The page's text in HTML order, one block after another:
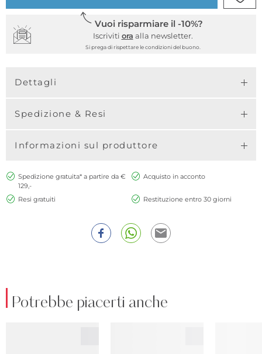
Vuoi risparmiare il -10%?
Iscriviti ora alla newsletter.
Si prega di rispettare le condizioni del buono.
Dettagli
Spedizione & Resi
Informazioni sul produttore
Spedizione gratuita* a partire da €
129,-
Acquisto in acconto
Resi gratuiti Restituzione entro 30 giorni
Potrebbe piacerti anche